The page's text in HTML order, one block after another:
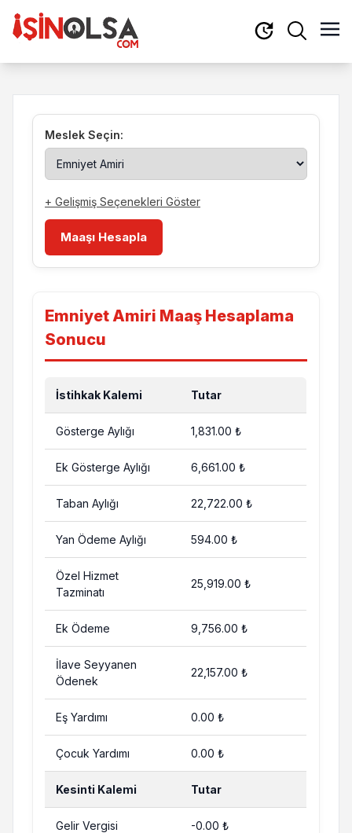
Meslek Seçin:
+ Gelişmiş Seçenekleri Göster
Maaşı Hesapla
Emniyet Amiri Maaş Hesaplama
Sonucu
İstihkak Kalemi Tutar
Gösterge Aylığı 1,831.00 ₺
Ek Gösterge Aylığı 6,661.00 ₺
Taban Aylığı 22,722.00 ₺
Yan Ödeme Aylığı 594.00 ₺
Özel Hizmet
Tazminatı
25,919.00 ₺
Ek Ödeme 9,756.00 ₺
İlave Seyyanen
Ödenek
22,157.00 ₺
Eş Yardımı 0.00 ₺
Çocuk Yardımı 0.00 ₺
Kesinti Kalemi Tutar
Gelir Vergisi -0.00 ₺